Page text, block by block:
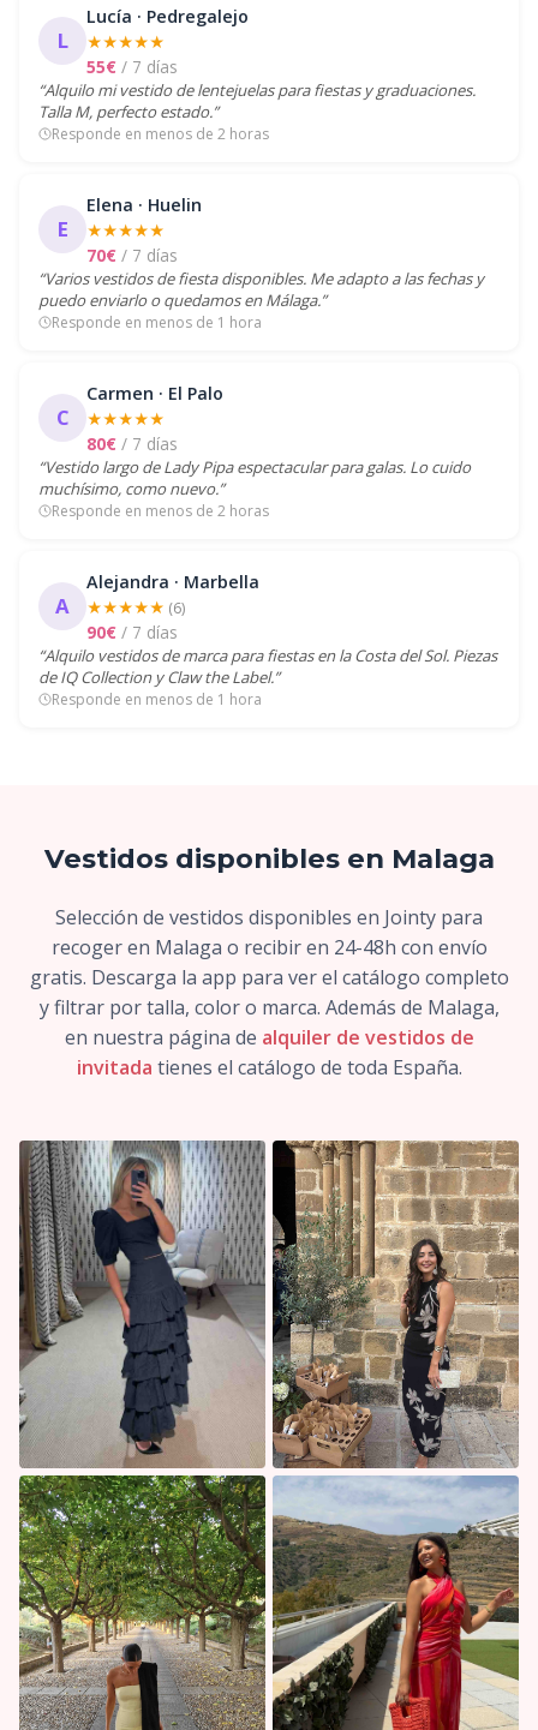
L
Lucía · Pedregalejo
★★★★★
55€ / 7 días
“Alquilo mi vestido de lentejuelas para fiestas y graduaciones.
Talla M, perfecto estado.”
Responde en menos de 2 horas
E
Elena · Huelin
★★★★★
70€ / 7 días
“Varios vestidos de fiesta disponibles. Me adapto a las fechas y
puedo enviarlo o quedamos en Málaga.”
Responde en menos de 1 hora
C
Carmen · El Palo
★★★★★
80€ / 7 días
“Vestido largo de Lady Pipa espectacular para galas. Lo cuido
muchísimo, como nuevo.”
Responde en menos de 2 horas
A
Alejandra · Marbella
★★★★★ (6)
90€ / 7 días
“Alquilo vestidos de marca para fiestas en la Costa del Sol. Piezas
de IQ Collection y Claw the Label.”
Responde en menos de 1 hora
Vestidos disponibles en Malaga
Selección de vestidos disponibles en Jointy para
recoger en Malaga o recibir en 24-48h con envío
gratis. Descarga la app para ver el catálogo completo
y filtrar por talla, color o marca. Además de Malaga,
en nuestra página de alquiler de vestidos de
invitada tienes el catálogo de toda España.